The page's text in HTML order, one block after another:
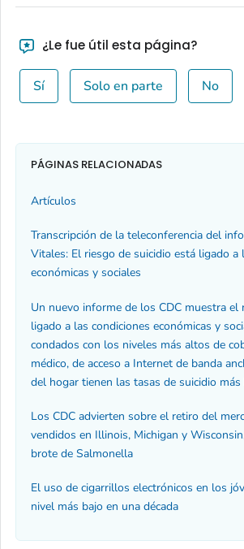
¿Le fue útil esta página?
Sí Solo en parte No
PÁGINAS RELACIONADAS
Artículos
Transcripción de la teleconferencia del
Vitales: El riesgo de suicidio está ligado a
económicas y sociales
Un nuevo informe de los CDC muestra el
ligado a las condiciones económicas y
condados con los niveles más altos de
médico, de acceso a Internet de banda
del hogar tienen las tasas de suicidio más
Los CDC advierten sobre el retiro del
vendidos en Illinois, Michigan y
brote de Salmonella
El uso de cigarrillos electrónicos en los
nivel más bajo en una década